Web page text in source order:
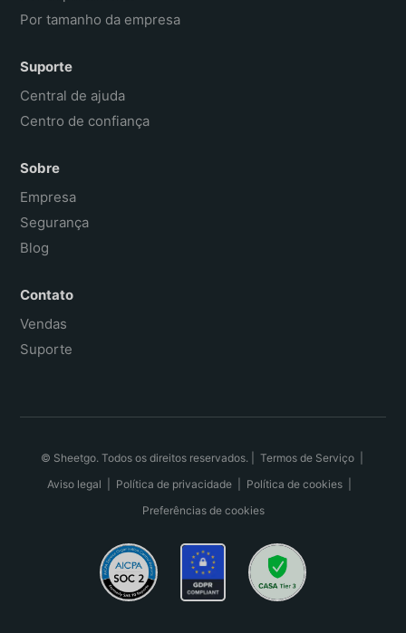
Por tamanho da empresa
Suporte
Central de ajuda
Centro de confiança
Sobre
Empresa
Segurança
Blog
Contato
Vendas
Suporte
© Sheetgo. Todos os direitos reservados. | Termos de Serviço|
Aviso legal
Política de privacidade| Política de cookies|
Preferências de cookies